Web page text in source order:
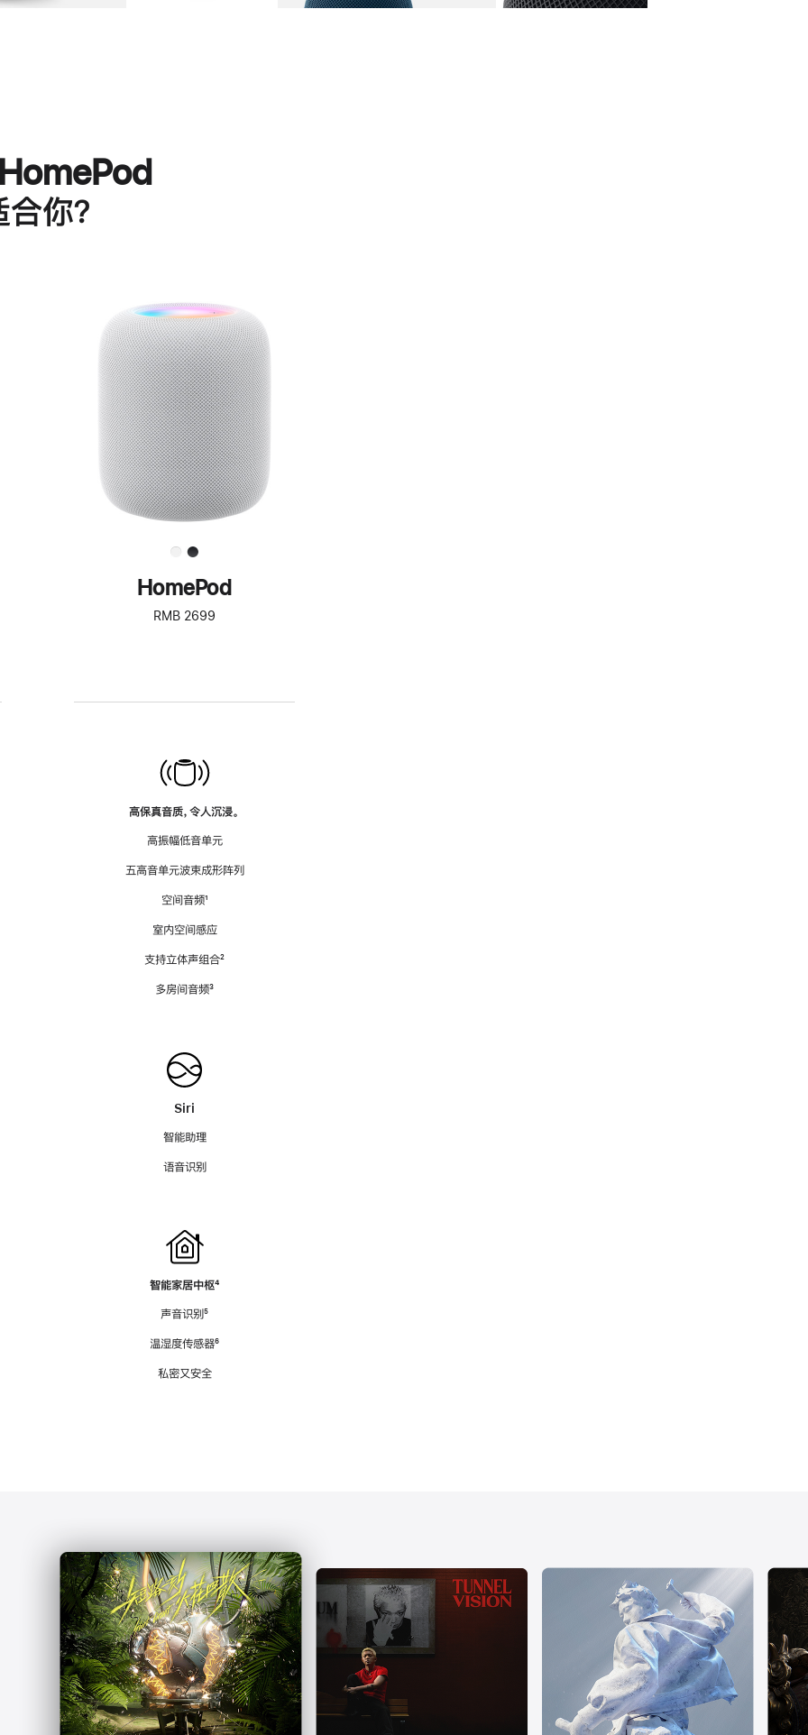
你？
进
一
步
了
解
HomePod<
HomePod
RMB 2699
高保真音质，令人沉浸。
高振幅低音单元
五高音单元波束成形阵列
空间音频脚
¹
室内空间感应
支持立体声组合脚
²
多房间音频脚
³
Siri
智能助理
语音识别
智能家居中枢脚
⁴
声音识别脚
⁵
温湿度传感器脚
⁶
私密又安全